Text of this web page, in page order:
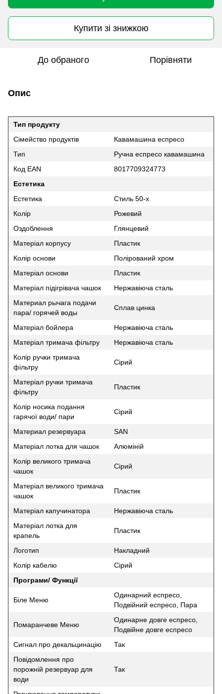
Купити зі знижкою
До обраного Порівняти
Опис
Тип продукту
Сімейство продуктів
Кавамашина еспресо
Тип
Ручна еспресо кавамашина
Код EAN
8017709324773
Естетика
Естетика
Стиль 50-х
Колір
Рожевий
Оздоблення
Глянцевий
Матеріал корпусу
Пластик
Колір основи
Полірований хром
Матеріал основи
Пластик
Матеріал підігрівача чашок
Нержавіюча сталь
Материал рычага подачи
пара/ горячей воды
Сплав цинка
Матеріал бойлера
Нержавіюча сталь
Матеріал тримача фільтру
Нержавіюча сталь
Колір ручки тримача
фільтру
Сірий
Матеріал ручки тримача
фільтру
Пластик
Колір носика подання
гарячої води/ пари
Сірий
Материал резервуара
SAN
Матеріал лотка для чашок
Алюміній
Колір великого тримача
чашок
Сірий
Матеріал великого тримача
чашок
Пластик
Матеріал капучинатора
Нержавіюча сталь
Матеріал лотка для
крапель
Пластик
Логотип
Накладний
Колір кабелю
Сірий
Програми/ Функції
Біле Меню
Одинарний еспресо,
Подвійний еспресо, Пара
Помаранчеве Меню
Одинарне довге еспресо,
Подвійне довге еспресо
Сигнал про декальцинацію
Так
Повідомлення про
порожній резервуар для
води
Так